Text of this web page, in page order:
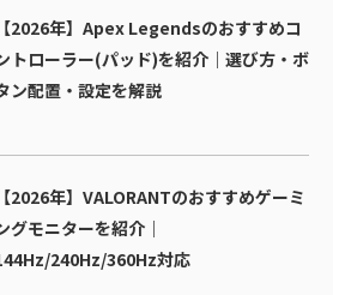
【2026年】Apex Legendsのおすすめコ
トローラー(パッド)を紹介｜選び方・ボ
ン配置・設定を解説
【2026年】VALORANTのおすすめゲーミ
グモニターを紹介｜
240Hz/360Hz対応